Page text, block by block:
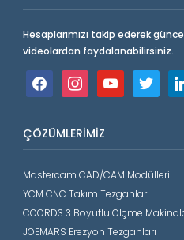
Hesaplarımızı takip ederek
videolardan faydalanabilirsiniz.
facebookinstagramyoutube twitter
ÇÖZÜMLERIMIZ
Mastercam CAD/CAM Modülleri
YCM CNC Takım Tezgahları
COORD3 3 Boyutlu Ölçme
JOEMARS Erezyon Tezgahları